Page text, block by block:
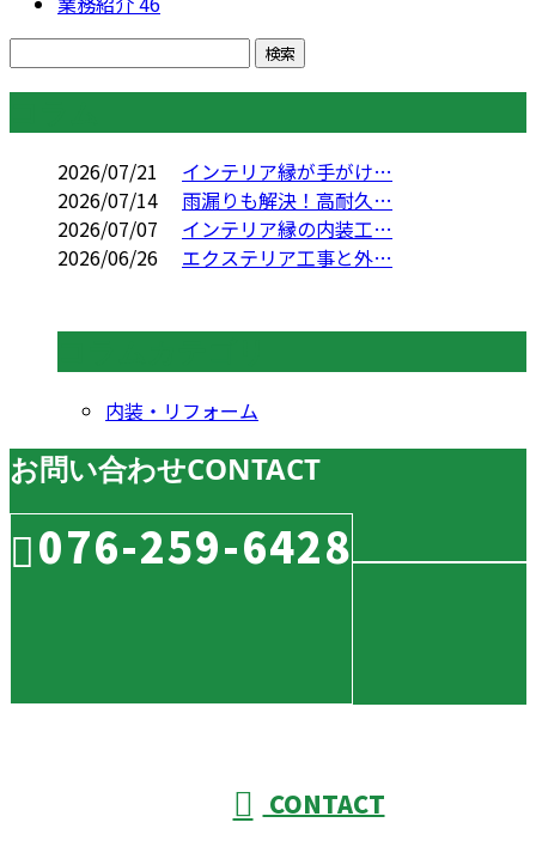
2026/07/21
インテリア縁が手がけ…
2026/07/14
雨漏りも解決！高耐久…
2026/07/07
インテリア縁の内装工…
2026/06/26
エクステリア工事と外…
内装・リフォーム
お問い合わせCONTACT
076-259-6428
CONTACT